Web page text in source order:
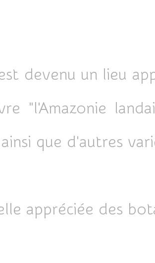
devenu un lieu
"l'Amazonie
ainsi que d'autres
appréciée des